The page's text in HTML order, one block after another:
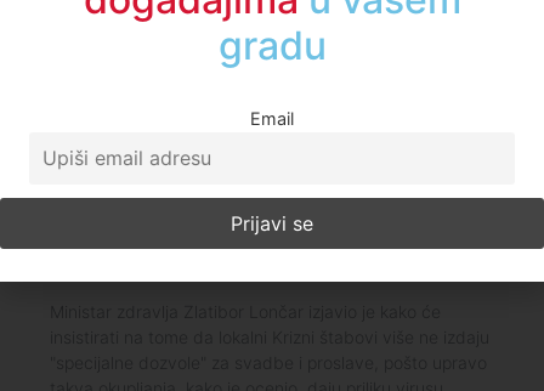
10. maj 2021.
Pročitajte više
Lončar: Nema više dozvola za svadbe
gradu
Email